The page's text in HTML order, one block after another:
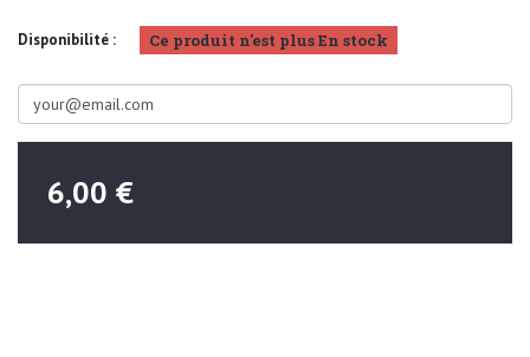
Disponibilité : Ce produit n'est plus En stock
6,00 €